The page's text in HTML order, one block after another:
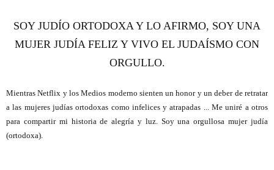
SOY JUDÍO ORTODOXA Y LO AFIRMO, SOY UNA
MUJER JUDÍA FELIZ Y VIVO EL JUDAÍSMO CON
ORGULLO.
Mientras Netflix y los Medios moderno sienten un honor y un deber de retratar
a las mujeres judías ortodoxas como infelices y atrapadas ... Me uniré a otros
para compartir mi historia de alegría y luz. Soy una orgullosa mujer judía
(ortodoxa).